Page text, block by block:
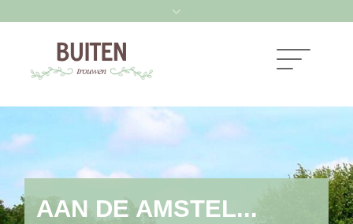
AAN DE AMSTEL...